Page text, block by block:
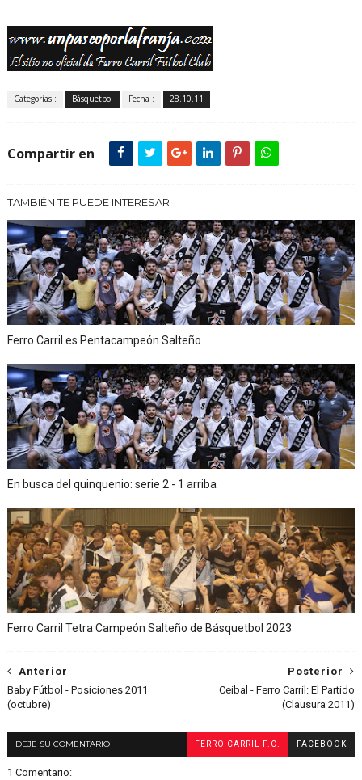
Categorías : Básquetbol Fecha : 28.10.11
Compartir en
TAMBIÉN TE PUEDE INTERESAR
Ferro Carril es Pentacampeón Salteño
En busca del quinquenio: serie 2 - 1 arriba
Ferro Carril Tetra Campeón Salteño de Básquetbol 2023
Posterior
Ceibal - Ferro Carril: El Partido
(Clausura 2011)
Anterior
Baby Fútbol - Posiciones 2011
(octubre)
DEJE SU COMENTARIO FERRO CARRIL F.C. FACEBOOK
1 Comentario: